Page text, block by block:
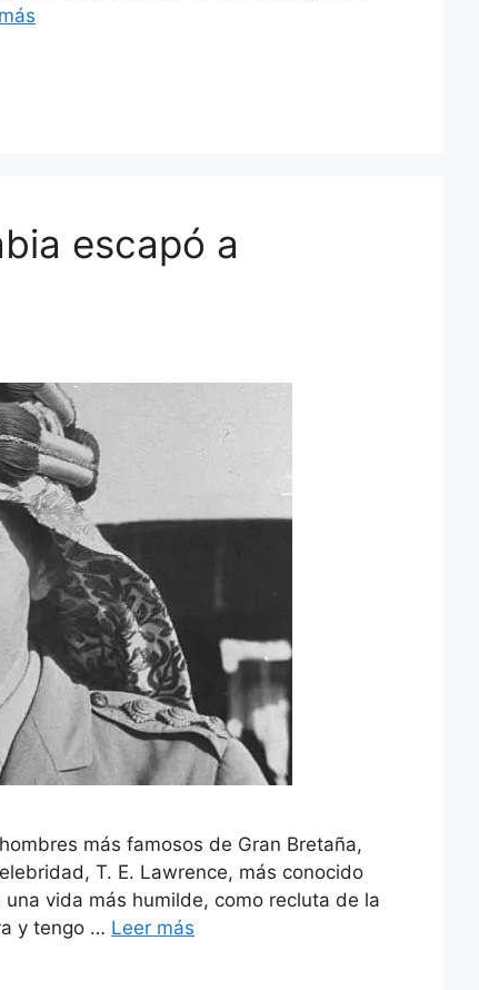
escapó a
más famosos de Gran Bretaña,
T. E. Lawrence, más conocido
vida más humilde, como recluta de la
y tengo … Leer más